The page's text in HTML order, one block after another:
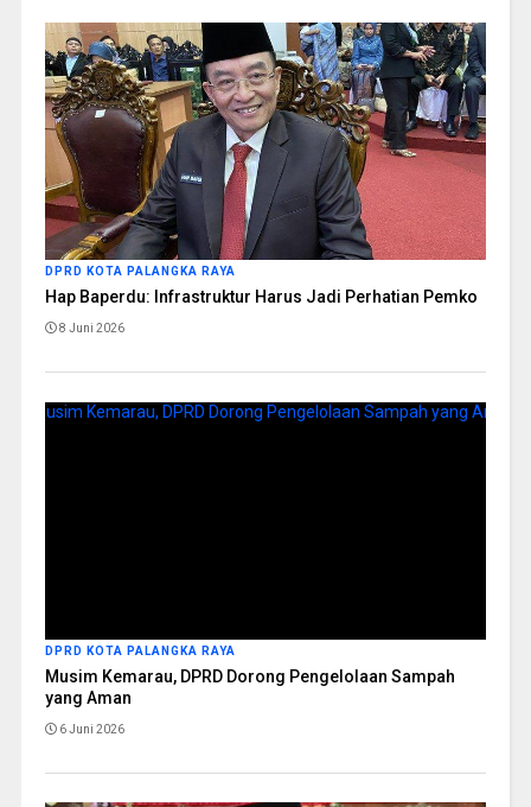
DPRD KOTA PALANGKA RAYA
Hap Baperdu: Infrastruktur Harus Jadi Perhatian Pemko
8 Juni 2026
DPRD KOTA PALANGKA RAYA
Musim Kemarau, DPRD Dorong Pengelolaan Sampah
yang Aman
6 Juni 2026